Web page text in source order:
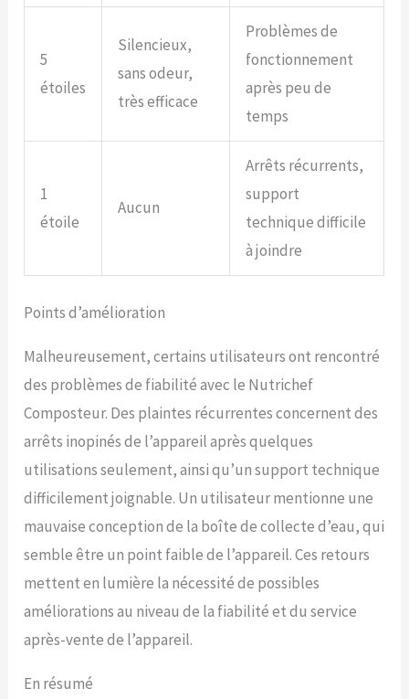
5
étoiles
Silencieux,
sans odeur,
très efficace
Problèmes de
fonctionnement
après peu de
temps
1
étoile
Aucun
Arrêts récurrents,
support
technique difficile
à joindre
Points d’amélioration
Malheureusement, certains utilisateurs ont rencontré
des problèmes de fiabilité avec le Nutrichef
Composteur. Des plaintes récurrentes concernent des
arrêts inopinés de l’appareil après quelques
utilisations seulement, ainsi qu’un support technique
difficilement joignable. Un utilisateur mentionne une
mauvaise conception de la boîte de collecte d’eau, qui
semble être un point faible de l’appareil. Ces retours
mettent en lumière la nécessité de possibles
améliorations au niveau de la fiabilité et du service
après-vente de l’appareil.
En résumé